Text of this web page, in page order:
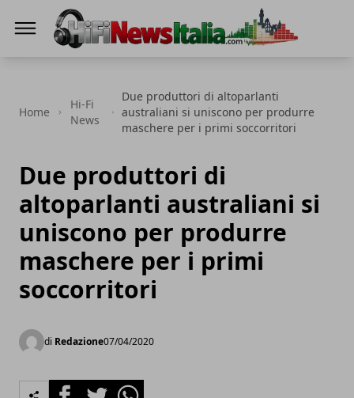
Home
Hi-Fi
News
Due produttori di altoparlanti
australiani si uniscono per produrre
maschere per i primi soccorritori
Due produttori di
altoparlanti australiani si
uniscono per produrre
maschere per i primi
soccorritori
di Redazione07/04/2020
FacebookTwitterWhatsapp